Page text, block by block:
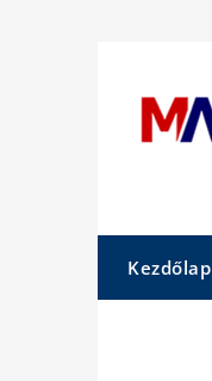
Kezdőlap